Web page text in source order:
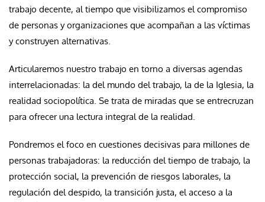
trabajo decente, al tiempo que visibilizamos el compromiso
de personas y organizaciones que acompañan a las víctimas
y construyen alternativas.
Articularemos nuestro trabajo en torno a diversas agendas
interrelacionadas: la del mundo del trabajo, la de la Iglesia, la
realidad sociopolítica. Se trata de miradas que se entrecruzan
para ofrecer una lectura integral de la realidad.
Pondremos el foco en cuestiones decisivas para millones de
personas trabajadoras: la reducción del tiempo de trabajo, la
protección social, la prevención de riesgos laborales, la
regulación del despido, la transición justa, el acceso a la